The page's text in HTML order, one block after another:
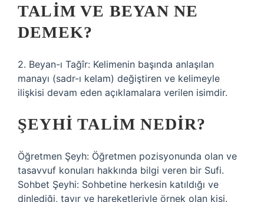
TALIM VE BEYAN NE
DEMEK?
2. Beyan-ı Tağîr: Kelimenin başında anlaşılan
manayı (sadr-ı kelam) değiştiren ve kelimeyle
ilişkisi devam eden açıklamalara verilen isimdir.
ŞEYHI TALIM NEDIR?
Öğretmen Şeyh: Öğretmen pozisyonunda olan ve
tasavvuf konuları hakkında bilgi veren bir Sufi.
Sohbet Şeyhi: Sohbetine herkesin katıldığı ve
dinlediği, tavır ve hareketleriyle örnek olan kişi.